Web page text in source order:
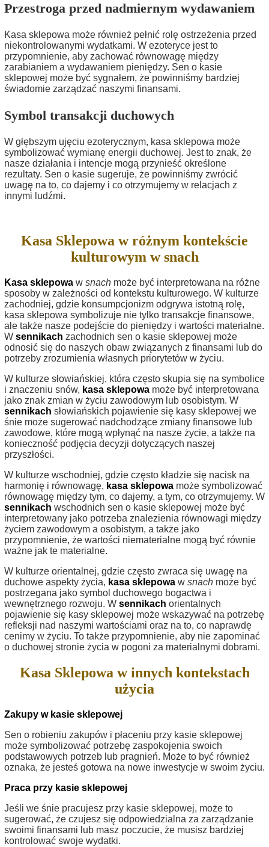
Przestroga przed nadmiernym wydawaniem
Kasa sklepowa może również pełnić rolę ostrzeżenia przed
niekontrolowanymi wydatkami. W ezoteryce jest to
przypomnienie, aby zachować równowagę między
zarabianiem a wydawaniem pieniędzy. Sen o kasie
sklepowej może być sygnałem, że powinniśmy bardziej
świadomie zarządzać naszymi finansami.
Symbol transakcji duchowych
W głębszym ujęciu ezoterycznym, kasa sklepowa może
symbolizować wymianę energii duchowej. Jest to znak, że
nasze działania i intencje mogą przynieść określone
rezultaty. Sen o kasie sugeruje, że powinniśmy zwrócić
uwagę na to, co dajemy i co otrzymujemy w relacjach z
innymi ludźmi.
Kasa Sklepowa w różnym kontekście
kulturowym w snach
Kasa sklepowa w snach może być interpretowana na różne
sposoby w zależności od kontekstu kulturowego. W kulturze
zachodniej, gdzie konsumpcjonizm odgrywa istotną rolę,
kasa sklepowa symbolizuje nie tylko transakcje finansowe,
ale także nasze podejście do pieniędzy i wartości materialne.
W sennikach zachodnich sen o kasie sklepowej może
odnosić się do naszych obaw związanych z finansami lub do
potrzeby zrozumienia własnych priorytetów w życiu.
W kulturze słowiańskiej, która często skupia się na symbolice
i znaczeniu snów, kasa sklepowa może być interpretowana
jako znak zmian w życiu zawodowym lub osobistym. W
sennikach słowiańskich pojawienie się kasy sklepowej we
śnie może sugerować nadchodzące zmiany finansowe lub
zawodowe, które mogą wpłynąć na nasze życie, a także na
konieczność podjęcia decyzji dotyczących naszej
przyszłości.
W kulturze wschodniej, gdzie często kładzie się nacisk na
harmonię i równowagę, kasa sklepowa może symbolizować
równowagę między tym, co dajemy, a tym, co otrzymujemy. W
sennikach wschodnich sen o kasie sklepowej może być
interpretowany jako potrzeba znalezienia równowagi między
życiem zawodowym a osobistym, a także jako
przypomnienie, że wartości niematerialne mogą być równie
ważne jak te materialne.
W kulturze orientalnej, gdzie często zwraca się uwagę na
duchowe aspekty życia, kasa sklepowa w snach może być
postrzegana jako symbol duchowego bogactwa i
wewnętrznego rozwoju. W sennikach orientalnych
pojawienie się kasy sklepowej może wskazywać na potrzebę
refleksji nad naszymi wartościami oraz na to, co naprawdę
cenimy w życiu. To także przypomnienie, aby nie zapominać
o duchowej stronie życia w pogoni za materialnymi dobrami.
Kasa Sklepowa w innych kontekstach
użycia
Zakupy w kasie sklepowej
Sen o robieniu zakupów i płaceniu przy kasie sklepowej
może symbolizować potrzebę zaspokojenia swoich
podstawowych potrzeb lub pragnień. Może to być również
oznaka, że jesteś gotowa na nowe inwestycje w swoim życiu.
Praca przy kasie sklepowej
Jeśli we śnie pracujesz przy kasie sklepowej, może to
sugerować, że czujesz się odpowiedzialna za zarządzanie
swoimi finansami lub masz poczucie, że musisz bardziej
kontrolować swoje wydatki.